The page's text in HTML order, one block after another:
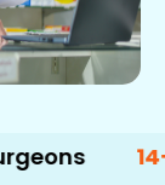
14+